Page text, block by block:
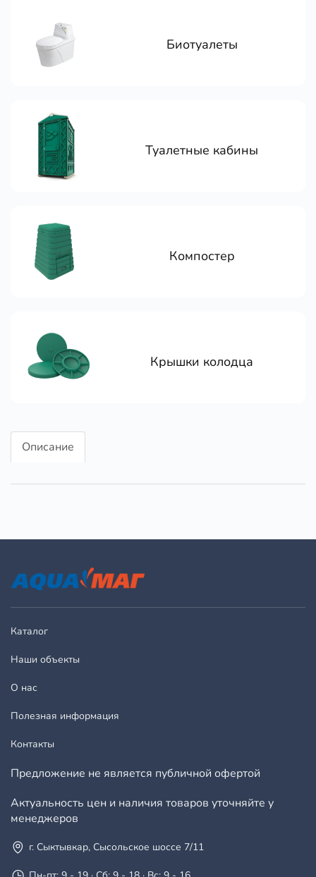
Биотуалеты
Туалетные кабины
Компостер
Крышки колодца
Описание
Каталог
Наши объекты
О нас
Полезная информация
Контакты
Предложение не является публичной офертой
Актуальность цен и наличия товаров уточняйте у
менеджеров
г. Сыктывкар, Сысольское шоссе 7/11